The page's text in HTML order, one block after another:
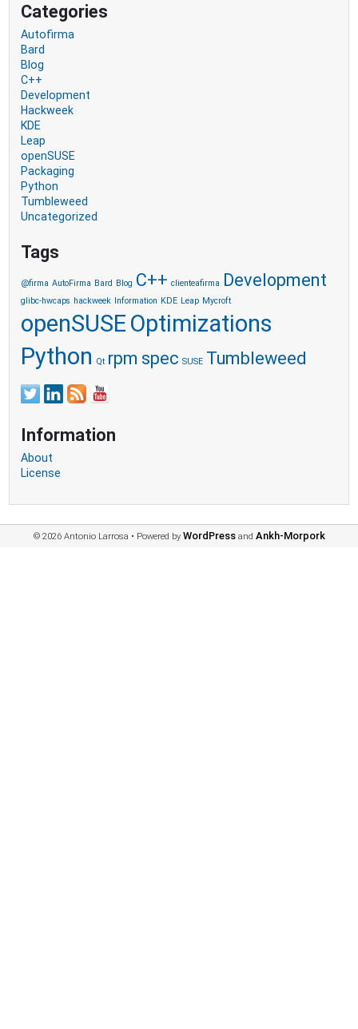
Categories
Autofirma
Bard
Blog
C++
Development
Hackweek
KDE
Leap
openSUSE
Packaging
Python
Tumbleweed
Uncategorized
Tags
@firma AutoFirma Bard Blog C++ clienteafirma Development
glibc-hwcaps hackweek Information KDE Leap Mycroft
openSUSE Optimizations
Python Qt rpm spec SUSE Tumbleweed
Information
About
License
© 2026 Antonio Larrosa • Powered by WordPressand Ankh-Morpork